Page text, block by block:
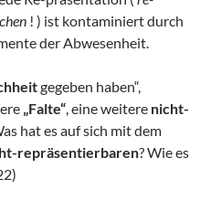
! ) ist kontaminiert durch
der Abwesenheit.
gegeben haben“,
„Falte“, eine weitere nicht-
hat es auf sich mit dem
repräsentierbaren? Wie es